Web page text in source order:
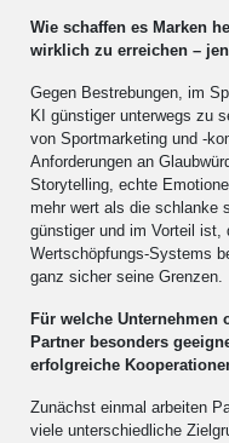
Wie schaffen es Marken
wirklich zu erreichen –
Gegen Bestrebungen, im
KI günstiger unterwegs zu
von Sportmarketing und -
Anforderungen an
Storytelling, echte
mehr wert als die schlanke
günstiger und im Vorteil ist,
Wertschöpfungs-Systems
ganz sicher seine Grenzen.
Für welche Unternehmen
Partner besonders
erfolgreiche
Zunächst einmal arbeiten
viele unterschiedliche